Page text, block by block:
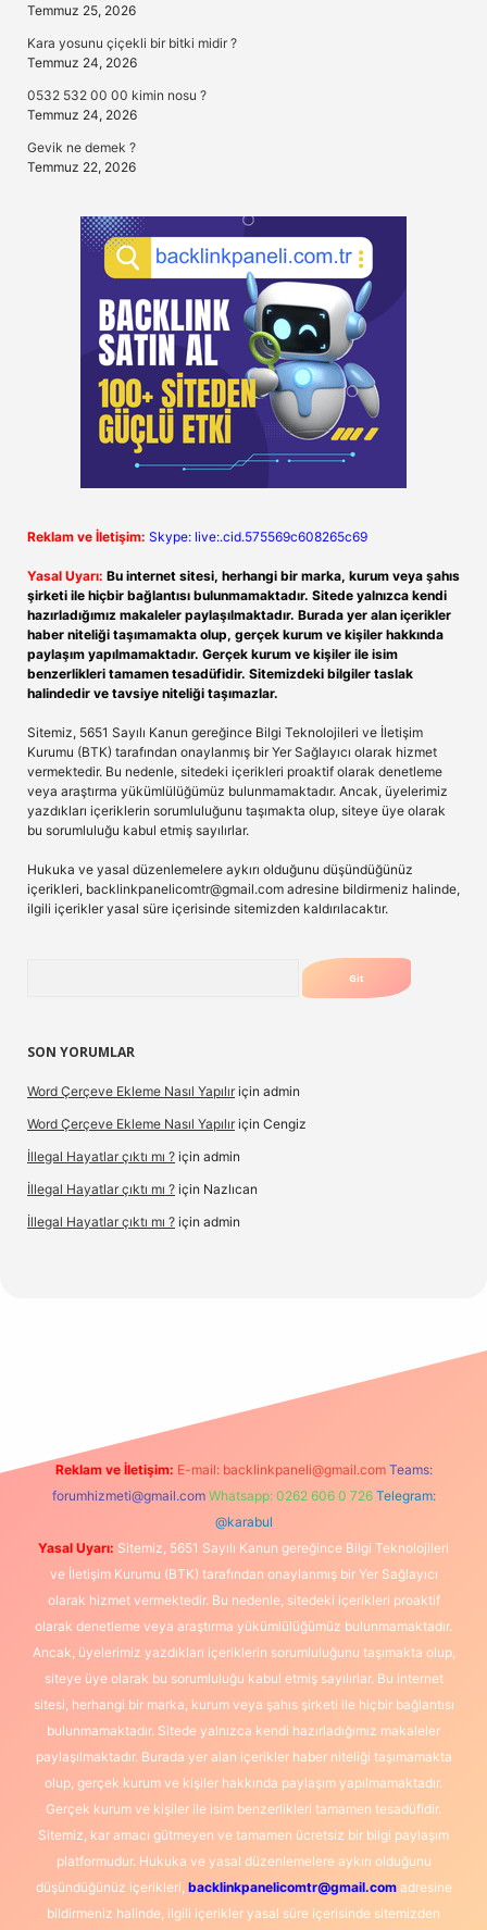
Temmuz 25, 2026
Kara yosunu çiçekli bir bitki midir ?
Temmuz 24, 2026
0532 532 00 00 kimin nosu ?
Temmuz 24, 2026
Gevik ne demek ?
Temmuz 22, 2026
Reklam ve İletişim: Skype: live:.cid.575569c608265c69
Yasal Uyarı: Bu internet sitesi, herhangi bir marka, kurum veya şahıs
şirketi ile hiçbir bağlantısı bulunmamaktadır. Sitede yalnızca kendi
hazırladığımız makaleler paylaşılmaktadır. Burada yer alan içerikler
haber niteliği taşımamakta olup, gerçek kurum ve kişiler hakkında
paylaşım yapılmamaktadır. Gerçek kurum ve kişiler ile isim
benzerlikleri tamamen tesadüfidir. Sitemizdeki bilgiler taslak
halindedir ve tavsiye niteliği taşımazlar.
Sitemiz, 5651 Sayılı Kanun gereğince Bilgi Teknolojileri ve İletişim
Kurumu (BTK) tarafından onaylanmış bir Yer Sağlayıcı olarak hizmet
vermektedir. Bu nedenle, sitedeki içerikleri proaktif olarak denetleme
veya araştırma yükümlülüğümüz bulunmamaktadır. Ancak, üyelerimiz
yazdıkları içeriklerin sorumluluğunu taşımakta olup, siteye üye olarak
bu sorumluluğu kabul etmiş sayılırlar.
Hukuka ve yasal düzenlemelere aykırı olduğunu düşündüğünüz
içerikleri, backlinkpanelicomtr@gmail.com adresine bildirmeniz halinde,
ilgili içerikler yasal süre içerisinde sitemizden kaldırılacaktır.
SON YORUMLAR
Word Çerçeve Ekleme Nasıl Yapılır için admin
Word Çerçeve Ekleme Nasıl Yapılır için Cengiz
İllegal Hayatlar çıktı mı ? için admin
İllegal Hayatlar çıktı mı ? için Nazlıcan
İllegal Hayatlar çıktı mı ? için admin
Reklam ve İletişim: E-mail: backlinkpaneli@gmail.com Teams:
forumhizmeti@gmail.com Whatsapp: 0262 606 0 726 Telegram:
@karabul
Yasal Uyarı: Sitemiz, 5651 Sayılı Kanun gereğince Bilgi Teknolojileri
ve İletişim Kurumu (BTK) tarafından onaylanmış bir Yer Sağlayıcı
olarak hizmet vermektedir. Bu nedenle, sitedeki içerikleri proaktif
olarak denetleme veya araştırma yükümlülüğümüz bulunmamaktadır.
Ancak, üyelerimiz yazdıkları içeriklerin sorumluluğunu taşımakta olup,
siteye üye olarak bu sorumluluğu kabul etmiş sayılırlar. Bu internet
sitesi, herhangi bir marka, kurum veya şahıs şirketi ile hiçbir bağlantısı
bulunmamaktadır. Sitede yalnızca kendi hazırladığımız makaleler
paylaşılmaktadır. Burada yer alan içerikler haber niteliği taşımamakta
olup, gerçek kurum ve kişiler hakkında paylaşım yapılmamaktadır.
Gerçek kurum ve kişiler ile isim benzerlikleri tamamen tesadüfidir.
Sitemiz, kar amacı gütmeyen ve tamamen ücretsiz bir bilgi paylaşım
platformudur. Hukuka ve yasal düzenlemelere aykırı olduğunu
düşündüğünüz içerikleri, backlinkpanelicomtr@gmail.comadresine
bildirmeniz halinde, ilgili içerikler yasal süre içerisinde sitemizden